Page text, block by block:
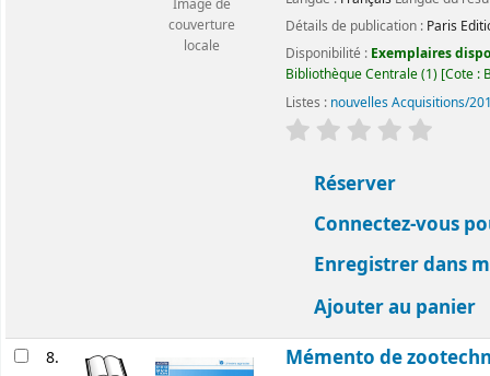
Image de
couverture
locale
Détails de publication : Paris
Disponibilité : Exemplaires
Bibliothèque Centrale(1) Cote :
Listes : nouvelles Acquisitions/
évaluation
Réserver
Connectez-vous
Enregistrer dans
Ajouter au panier
8. Mémento de